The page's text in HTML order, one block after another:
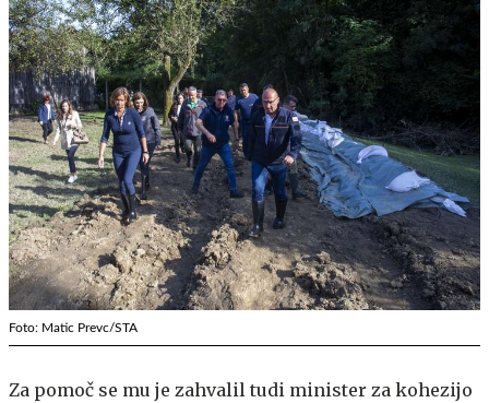
Foto: Matic Prevc/STA
Za pomoč se mu je zahvalil tudi minister za kohezijo